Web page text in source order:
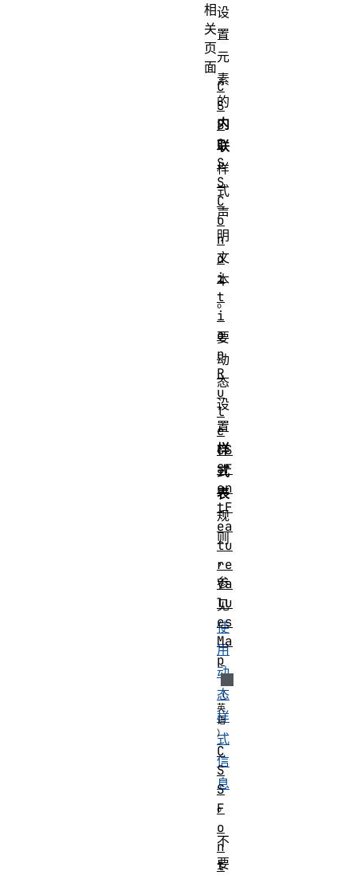
设
置
元
素
的
内
联
样
式
声
明
文
本
。
要
动
态
设
置
样
式
表
规
则
，
参
见
使
用
动
态
样
式
信
息
。
不
要
相
关
页
面
C
S
S
C
S
S
C
o
n
d
i
t
i
o
n
R
u
l
e
CS
SF
on
tF
ea
tu
re
Va
lu
es
Ma
p
C
S
S
F
o
n
t